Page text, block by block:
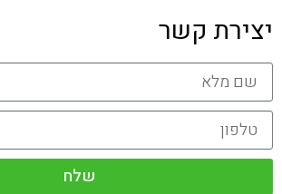
יצירת קשר
שלח